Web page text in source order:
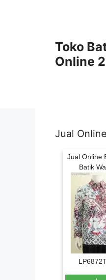
Toko
Online
Jual
Jual Online
Batik